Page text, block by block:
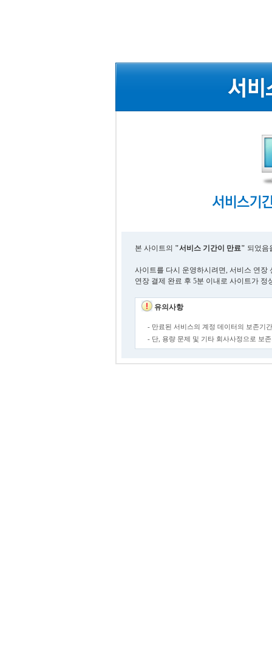
본 사이트의 "서비스 기간이 만료" 되었음
사이트를 다시 운영하시려면, 서비스 연장
연장 결제 완료 후 5분 이내로 사이트가 정
유의사항
- 만료된 서비스의 계정 데이터의 보존기
- 단, 용량 문제 및 기타 회사사정으로 보